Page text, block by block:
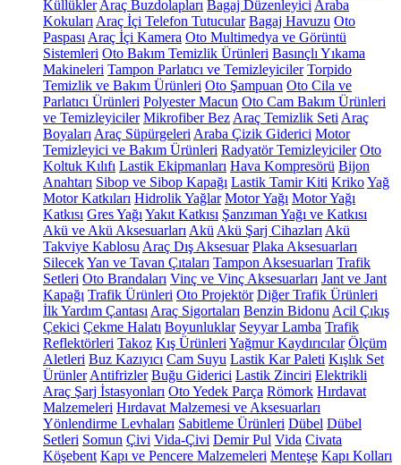
Küllükler Araç Buzdolapları Bagaj Düzenleyici Araba
Kokuları Araç İçi Telefon Tutucular Bagaj Havuzu Oto
Paspası Araç İçi Kamera Oto Multimedya ve Görüntü
Sistemleri Oto Bakım Temizlik Ürünleri Basınçlı Yıkama
Makineleri Tampon Parlatıcı ve Temizleyiciler Torpido
Temizlik ve Bakım Ürünleri Oto Şampuan Oto Cila ve
Parlatıcı Ürünleri Polyester Macun Oto Cam Bakım Ürünleri
ve Temizleyiciler Mikrofiber Bez Araç Temizlik Seti Araç
Boyaları Araç Süpürgeleri Araba Çizik Giderici Motor
Temizleyici ve Bakım Ürünleri Radyatör Temizleyiciler Oto
Koltuk Kılıfı Lastik Ekipmanları Hava Kompresörü Bijon
Anahtarı Sibop ve Sibop Kapağı Lastik Tamir Kiti KrikoYağ
Motor Katkıları Hidrolik Yağlar Motor Yağı Motor Yağı
Katkısı Gres Yağı Yakıt Katkısı Şanzıman Yağı ve Katkısı
Akü ve Akü Aksesuarları Akü Akü Şarj Cihazları Akü
Takviye Kablosu Araç Dış Aksesuar Plaka Aksesuarları
SilecekYan ve Tavan Çıtaları Tampon Aksesuarları Trafik
Setleri Oto Brandaları Vinç ve Vinç Aksesuarları Jant ve Jant
Kapağı Trafik Ürünleri Oto Projektör Diğer Trafik Ürünleri
İlk Yardım Çantası Araç Sigortaları Benzin Bidonu Acil Çıkış
Çekici Çekme Halatı Boyunluklar Seyyar Lamba Trafik
Reflektörleri Takoz Kış Ürünleri Yağmur Kaydırıcılar Ölçüm
Aletleri Buz Kazıyıcı Cam Suyu Lastik Kar Paleti Kışlık Set
Ürünler Antifrizler Buğu Giderici Lastik Zinciri Elektrikli
Araç Şarj İstasyonları Oto Yedek Parça Römork Hırdavat
Malzemeleri Hırdavat Malzemesi ve Aksesuarları
Yönlendirme Levhaları Sabitleme Ürünleri Dübel Dübel
Setleri Somun Çivi Vida-Çivi Demir Pul Vida Civata
Köşebent Kapı ve Pencere Malzemeleri Menteşe Kapı Kolları